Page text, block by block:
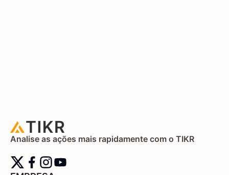
Analise as ações mais rapidamente com o TIKR